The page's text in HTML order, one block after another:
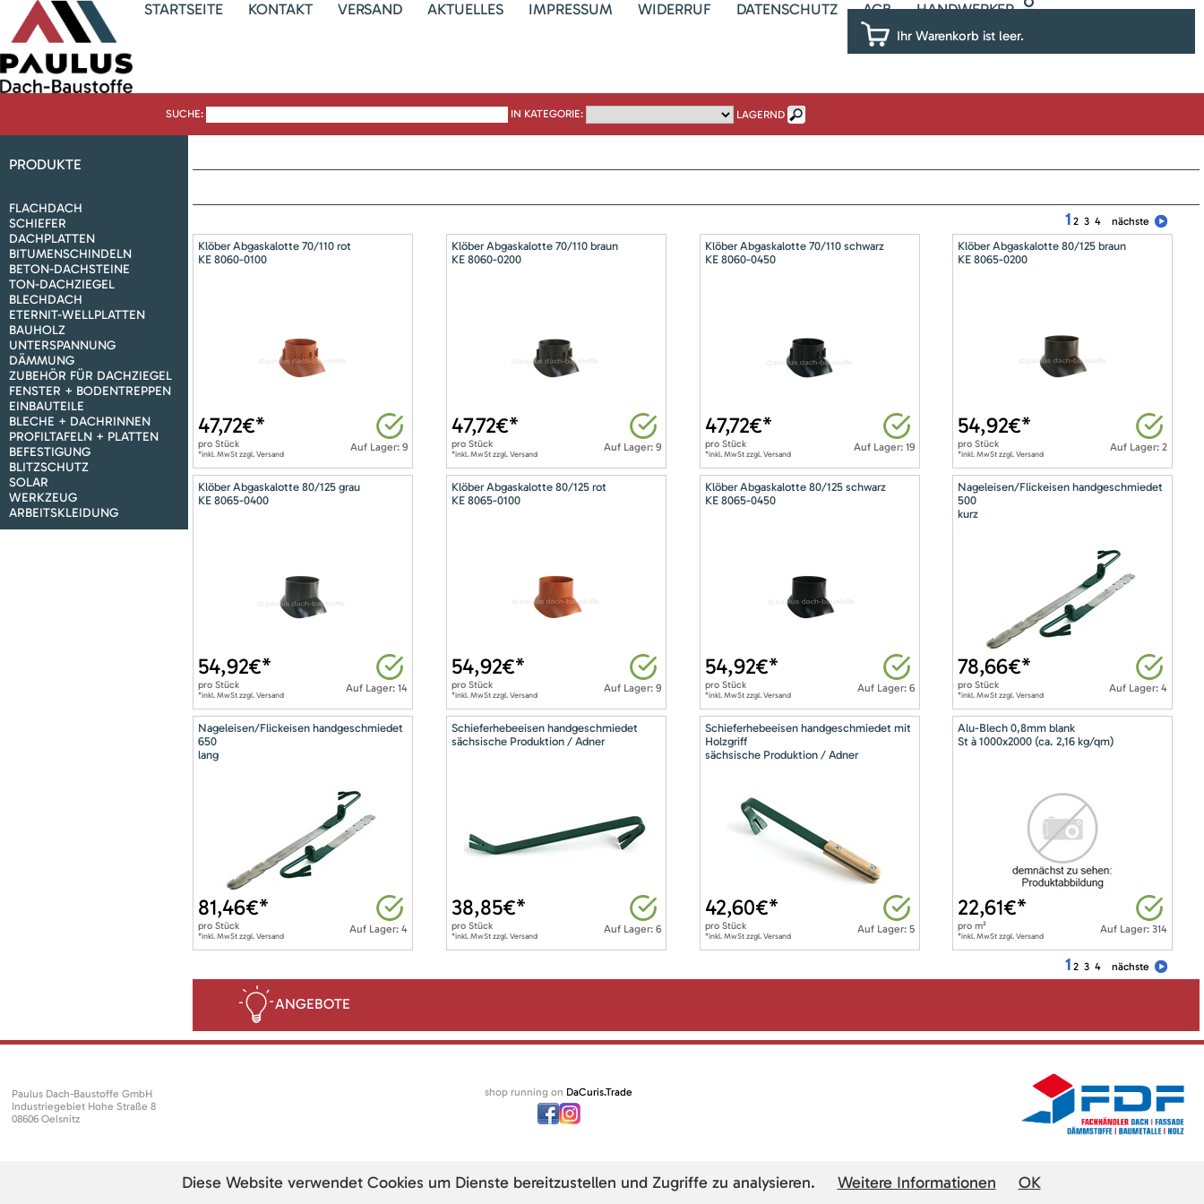
STARTSEITE KONTAKT VERSAND AKTUELLES IMPRESSUM WIDERRUF DATENSCHUTZ AGB HANDWERKER
Ihr Warenkorb ist leer.
SUCHE: IN KATEGORIE: LAGERND
PRODUKTE
FLACHDACH
SCHIEFER
DACHPLATTEN
BITUMENSCHINDELN
BETON-DACHSTEINE
TON-DACHZIEGEL
BLECHDACH
ETERNIT-WELLPLATTEN
BAUHOLZ
UNTERSPANNUNG
DÄMMUNG
ZUBEHÖR FÜR DACHZIEGEL
FENSTER + BODENTREPPEN
EINBAUTEILE
BLECHE + DACHRINNEN
PROFILTAFELN + PLATTEN
BEFESTIGUNG
BLITZSCHUTZ
SOLAR
WERKZEUG
ARBEITSKLEIDUNG
1 2 3 4 nächste
Klöber Abgaskalotte 70/110 rot
KE 8060-0100
Auf Lager: 9
47,72€*
pro Stück
*inkl. MwSt zzgl. Versand
Klöber Abgaskalotte 70/110 braun
KE 8060-0200
Auf Lager: 9
47,72€*
pro Stück
*inkl. MwSt zzgl. Versand
Klöber Abgaskalotte 70/110 schwarz
KE 8060-0450
Auf Lager: 19
47,72€*
pro Stück
*inkl. MwSt zzgl. Versand
Klöber Abgaskalotte 80/125 braun
KE 8065-0200
Auf Lager: 2
54,92€*
proStück
*inkl. MwSt zzgl. Versand
Klöber Abgaskalotte 80/125 grau
KE 8065-0400
Auf Lager: 14
54,92€*
pro Stück
*inkl. MwSt zzgl. Versand
Klöber Abgaskalotte 80/125 rot
KE 8065-0100
Auf Lager: 9
54,92€*
pro Stück
*inkl. MwSt zzgl. Versand
Klöber Abgaskalotte 80/125 schwarz
KE 8065-0450
Auf Lager: 6
54,92€*
pro Stück
*inkl. MwSt zzgl. Versand
Nageleisen/Flickeisen handgeschmiedet
500
kurz
Auf Lager: 4
78,66€*
proStück
*inkl. MwSt zzgl. Versand
Nageleisen/Flickeisen handgeschmiedet
650
lang
Auf Lager: 4
81,46€*
pro Stück
*inkl. MwSt zzgl. Versand
Schieferhebeeisen handgeschmiedet
sächsische Produktion / Adner
Auf Lager: 6
38,85€*
pro Stück
*inkl. MwSt zzgl. Versand
Schieferhebeeisen handgeschmiedet mit
Holzgriff
sächsische Produktion / Adner
Auf Lager: 5
42,60€*
pro Stück
*inkl. MwSt zzgl. Versand
Alu-Blech 0,8mm blank
St à 1000x2000 (ca. 2,16 kg/qm)
Auf Lager: 314
22,61€*
prom²
*inkl. MwSt zzgl. Versand
1 2 3 4 nächste
ANGEBOTE
Paulus Dach-Baustoffe GmbH
Industriegebiet Hohe Straße 8
08606 Oelsnitz
shop running on DaCuris.Trade
Diese Website verwendet Cookies um Dienste bereitzustellen und Zugriffe zu analysieren. Weitere Informationen OK